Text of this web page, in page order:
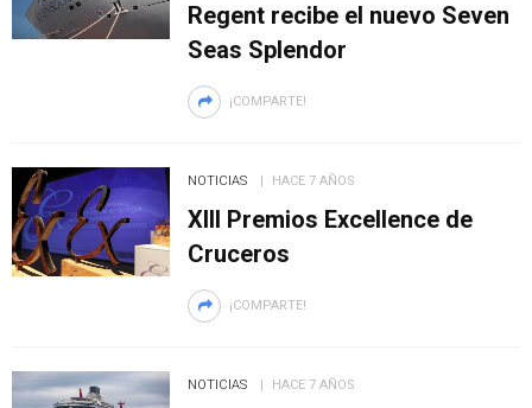
Regent recibe el nuevo Seven
Seas Splendor
¡COMPARTE!
NOTICIAS HACE 7 AÑOS
XIII Premios Excellence de
Cruceros
¡COMPARTE!
NOTICIAS HACE 7 AÑOS